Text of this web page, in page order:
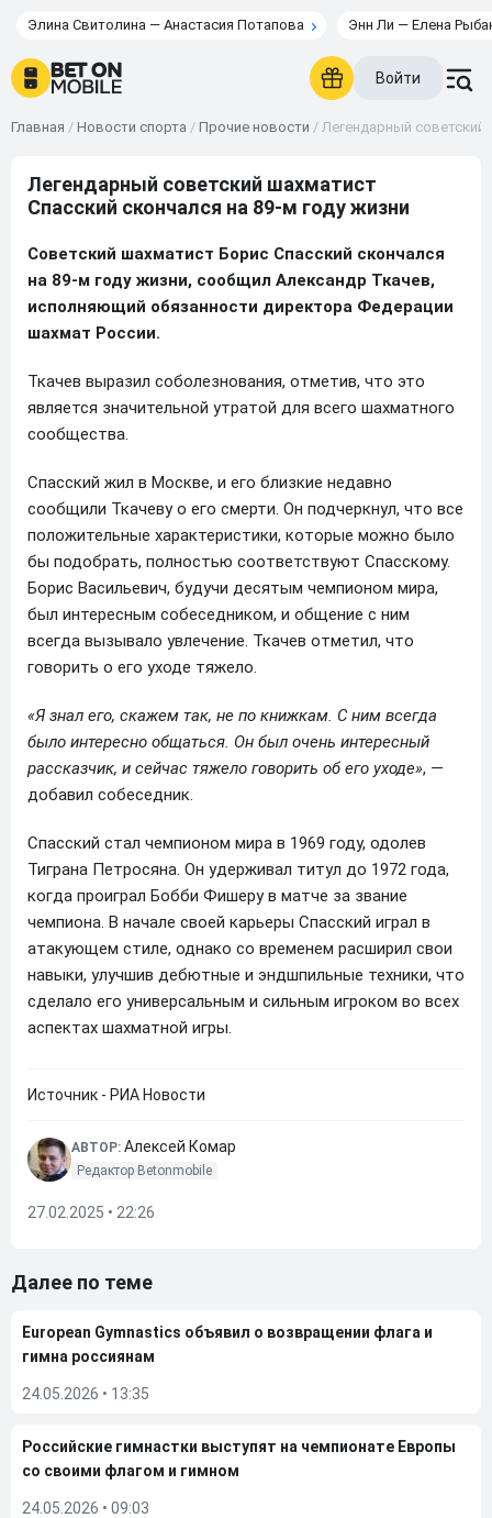
Элина Свитолина — Анастасия Потапова Энн Ли — Елена
Войти
Главная / Новости спорта / Прочие новости / Легендарный советский
Легендарный советский шахматист
Спасский скончался на 89-м году жизни
Советский шахматист Борис Спасский скончался
на 89-м году жизни, сообщил Александр Ткачев,
исполняющий обязанности директора Федерации
шахмат России.
Ткачев выразил соболезнования, отметив, что это
является значительной утратой для всего шахматного
сообщества.
Спасский жил в Москве, и его близкие недавно
сообщили Ткачеву о его смерти. Он подчеркнул, что все
положительные характеристики, которые можно было
бы подобрать, полностью соответствуют Спасскому.
Борис Васильевич, будучи десятым чемпионом мира,
был интересным собеседником, и общение с ним
всегда вызывало увлечение. Ткачев отметил, что
говорить о его уходе тяжело.
«Я знал его, скажем так, не по книжкам. С ним всегда
было интересно общаться. Он был очень интересный
рассказчик, и сейчас тяжело говорить об его уходе», —
добавил собеседник.
Спасский стал чемпионом мира в 1969 году, одолев
Тиграна Петросяна. Он удерживал титул до 1972 года,
когда проиграл Бобби Фишеру в матче за звание
чемпиона. В начале своей карьеры Спасский играл в
атакующем стиле, однако со временем расширил свои
навыки, улучшив дебютные и эндшпильные техники, что
сделало его универсальным и сильным игроком во всех
аспектах шахматной игры.
Источник - РИА Новости
АВТОР: Алексей Комар
Редактор Betonmobile
27.02.2025 • 22:26
Далее по теме
European Gymnastics объявил о возвращении флага и
гимна россиянам
24.05.2026 • 13:35
Российские гимнастки выступят на чемпионате Европы
со своими флагом и гимном
24.05.2026 • 09:03